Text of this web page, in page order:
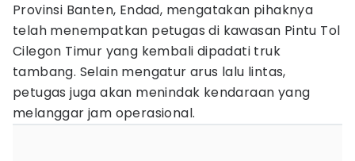
Provinsi Banten, Endad, mengatakan pihaknya
telah menempatkan petugas di kawasan Pintu Tol
Cilegon Timur yang kembali dipadati truk
tambang. Selain mengatur arus lalu lintas,
petugas juga akan menindak kendaraan yang
melanggar jam operasional.